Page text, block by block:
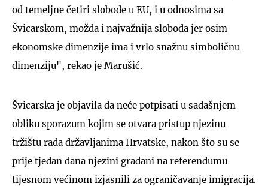
od temeljne četiri slobode u EU, i u odnosima sa
Švicarskom, možda i najvažnija sloboda jer osim
ekonomske dimenzije ima i vrlo snažnu simboličnu
dimenziju", rekao je Marušić.
Švicarska je objavila da neće potpisati u sadašnjem
obliku sporazum kojim se otvara pristup njezinu
tržištu rada državljanima Hrvatske, nakon što su se
prije tjedan dana njezini građani na referendumu
tijesnom većinom izjasnili za ograničavanje imigracija.